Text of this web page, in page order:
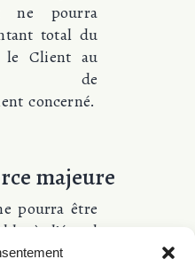
ne pourra
total du
le Client au
de
concerné.
majeure
pourra être
à l’égard
en cas